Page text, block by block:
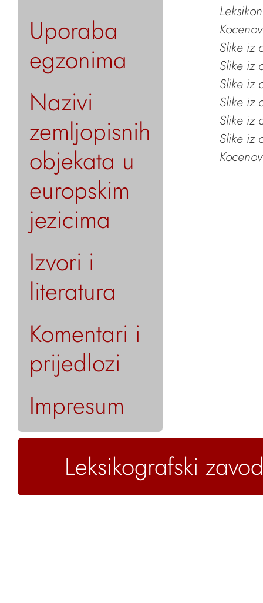
Uporaba
egzonima
Nazivi
zemljopisnih
objekata u
europskim
jezicima
Izvori i
literatura
Komentari i
prijedlozi
Impresum
Slike iz
Slike iz
Slike iz
Slike iz
Slike iz
Slike iz
Leksikografski